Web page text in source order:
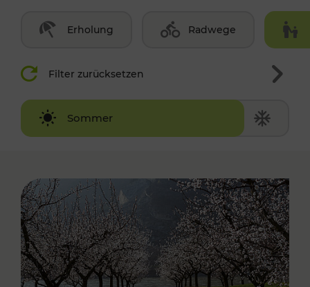
Erholung Radwege
Filter zurücksetzen
Sommer
Winter